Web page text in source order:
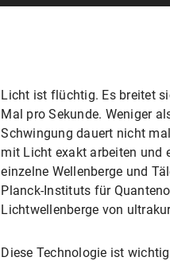
Licht ist flüchtig. Es breitet
Mal pro Sekunde. Weniger
Schwingung dauert nicht
mit Licht exakt arbeiten und
einzelne Wellenberge und
Planck-Instituts für
Lichtwellenberge von
Diese Technologie ist